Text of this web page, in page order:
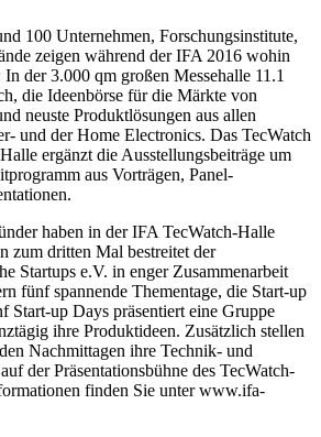
100 Unternehmen, Forschungsinstitute,
zeigen während der IFA 2016 wohin
der 3.000 qm großen Messehalle 11.1
die Ideenbörse für die Märkte von
neuste Produktlösungen aus allen
und der Home Electronics. Das TecWatch
ergänzt die Ausstellungsbeiträge um
aus Vorträgen, Panel-
haben in der IFA TecWatch-Halle
zum dritten Mal bestreitet der
Startups e.V. in enger Zusammenarbeit
fünf spannende Thementage, die Start-up
Start-up Days präsentiert eine Gruppe
ihre Produktideen. Zusätzlich stellen
Nachmittagen ihre Technik- und
der Präsentationsbühne des TecWatch-
finden Sie unter www.ifa-